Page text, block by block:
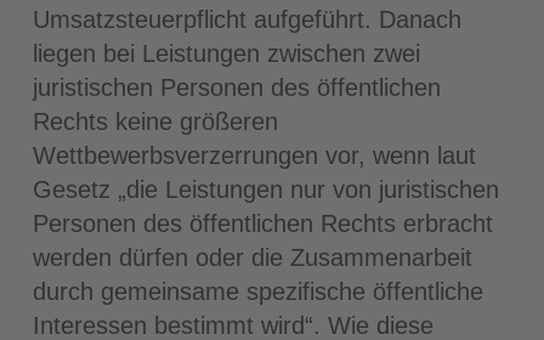
Umsatzsteuerpflicht aufgeführt. Danach
liegen bei Leistungen zwischen zwei
juristischen Personen des öffentlichen
Rechts keine größeren
Wettbewerbsverzerrungen vor, wenn laut
Gesetz „die Leistungen nur von juristischen
Personen des öffentlichen Rechts erbracht
werden dürfen oder die Zusammenarbeit
durch gemeinsame spezifische öffentliche
Interessen bestimmt wird“. Wie diese